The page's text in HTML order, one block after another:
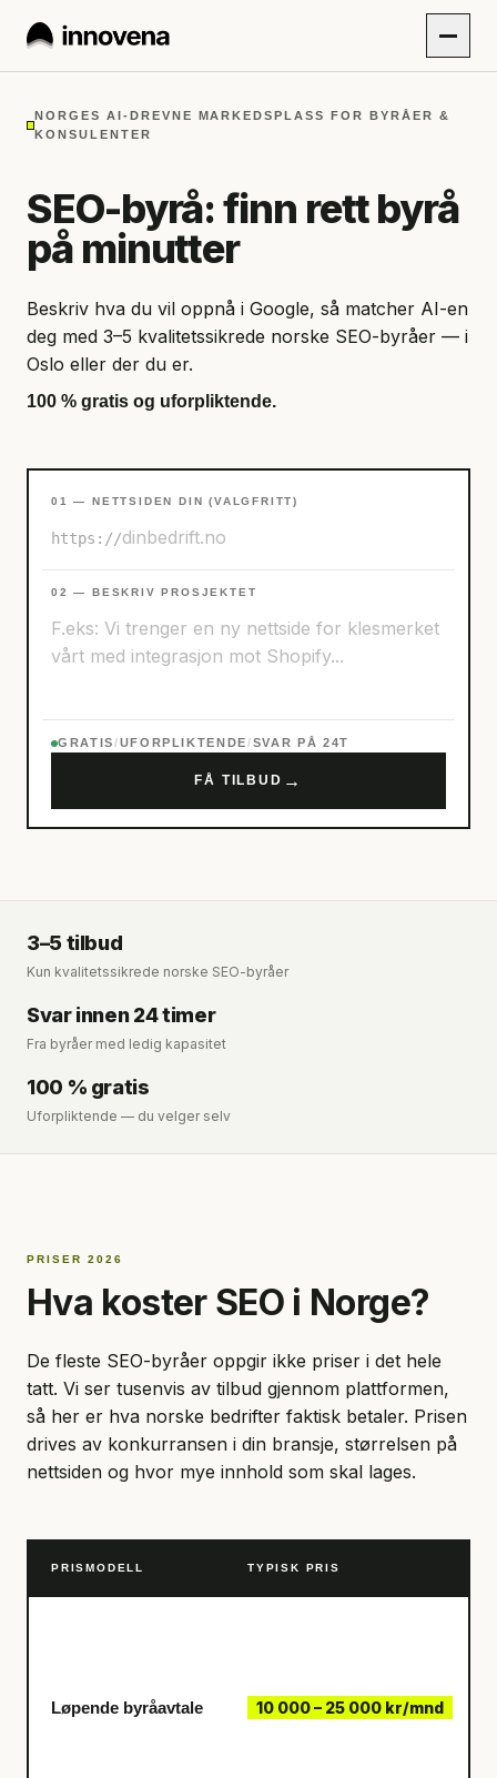
NORGES AI-DREVNE MARKEDSPLASS FOR BYRÅER &
KONSULENTER
SEO-byrå: finn rett byrå
på minutter
Beskriv hva du vil oppnå i Google, så matcher AI-en
deg med 3–5 kvalitetssikrede norske SEO-byråer — i
Oslo eller der du er.
100 % gratis og uforpliktende.
01 — NETTSIDEN DIN (VALGFRITT)
https://
02 — BESKRIV PROSJEKTET
GRATIS/UFORPLIKTENDE/SVAR PÅ 24T
FÅ TILBUD →
3–5 tilbud
Kun kvalitetssikrede norske SEO-byråer
Svar innen 24 timer
Fra byråer med ledig kapasitet
100 % gratis
Uforpliktende — du velger selv
PRISER 2026
Hva koster SEO i Norge?
De fleste SEO-byråer oppgir ikke priser i det hele
tatt. Vi ser tusenvis av tilbud gjennom plattformen,
så her er hva norske bedrifter faktisk betaler. Prisen
drives av konkurransen i din bransje, størrelsen på
nettsiden og hvor mye innhold som skal lages.
PRISMODELL TYPISK PRIS
Løpende byråavtale 10 000 – 25 000 kr/mnd